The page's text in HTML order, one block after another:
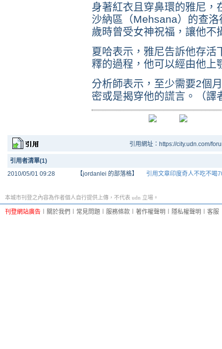
身著紅衣且穿鼻環的雅尼，
沙納區（Mehsana）的查
歲時曾受女神祝福，讓他不
夏哈表示，雅尼告訴他存活
釋的過程，他可以經由他上
分析師表示，至少需要2個
密或是揭穿他的謊言。（譯
引用網址：https://city.udn.com/
引用者清單(1)
2010/05/01 09:28
【jordanlei 的部落格】 引用文章印度奇人不吃不
本城市刊登之內容為作者個人自行提供上傳，不代表 udn 立場。
刊登網站廣告 關於我們 常見問題 服務條款 著作權聲明 隱私權聲明 客服